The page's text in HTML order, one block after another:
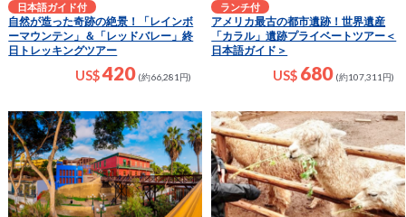
日本語ガイド付
自然が造った奇跡の絶景！「レインボ
ーマウンテン」＆「レッドバレー」終
日トレッキングツアー
US$420 (約66,281円)
ランチ付
アメリカ最古の都市遺跡！世界遺産
「カラル」遺跡プライベートツアー＜
日本語ガイド＞
US$ 680 (約107,311円)